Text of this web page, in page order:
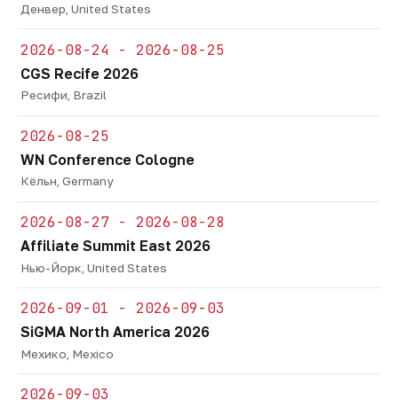
Денвер, United States
2026-08-24 - 2026-08-25
CGS Recife 2026
Ресифи, Brazil
2026-08-25
WN Conference Cologne
Кёльн, Germany
2026-08-27 - 2026-08-28
Affiliate Summit East 2026
Нью-Йорк, United States
2026-09-01 - 2026-09-03
SiGMA North America 2026
Мехико, Mexico
2026-09-03